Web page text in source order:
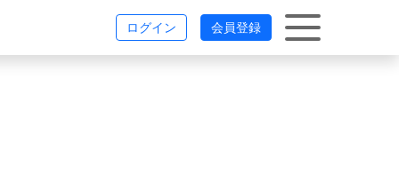
ログイン 会員登録